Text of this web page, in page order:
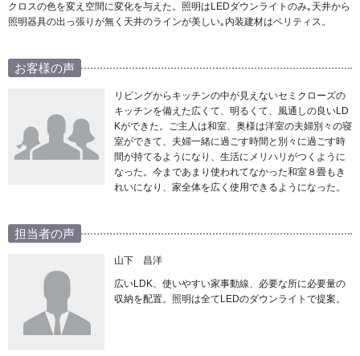
クロスの色を変え空間に変化を与えた。照明はLEDダウンライトのみ｡天井から
照明器具の出っ張りが無く天井のラインが美しい｡内装建材はベリティス。
お客様の声
リビングからキッチンの中が見えないセミクローズの
キッチンを備えた広くて、明るくて、風通しの良いLD
Kができた。ご主人は和室、奥様は洋室の夫婦別々の寝
室ができて、夫婦一緒に過ごす時間と別々に過ごす時
間が持てるようになり、生活にメリハリがつくように
なった。今まであまり使われてなかった和室８畳もき
れいになり、家全体を広く使用できるようになった。
担当者の声
山下 昌洋
広いLDK、使いやすい家事動線、必要な所に必要量の
収納を配置。照明は全てLEDのダウンライトで提案。